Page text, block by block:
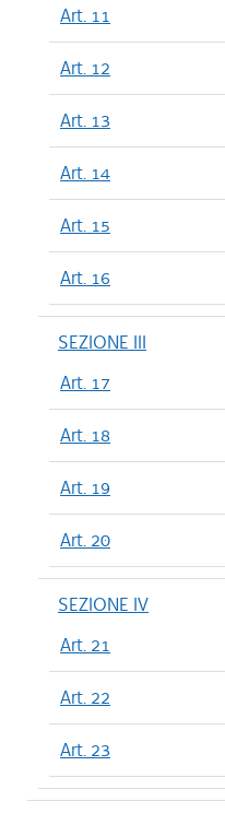
Art. 11
Art. 12
Art. 13
Art. 14
Art. 15
Art. 16
SEZIONE III
Art. 17
Art. 18
Art. 19
Art. 20
SEZIONE IV
Art. 21
Art. 22
Art. 23